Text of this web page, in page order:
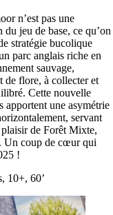
n’est pas une
jeu de base, ce qu’on
stratégie bucolique
parc anglais riche en
sauvage,
de flore, à collecter et
Cette nouvelle
apportent une asymétrie
servant
plaisir de Forêt Mixte,
Un coup de cœur qui
!
10+, 60’